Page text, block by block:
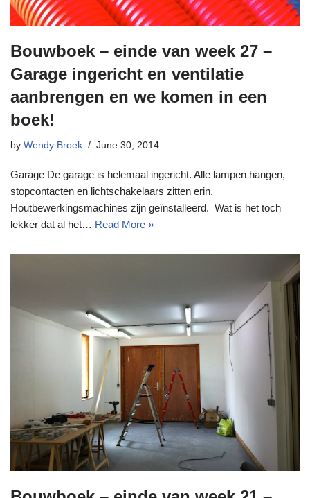
Bouwboek – einde van week 27 –
Garage ingericht en ventilatie
aanbrengen en we komen in een
boek!
by Wendy Broek June 30, 2014
Garage De garage is helemaal ingericht. Alle lampen hangen,
stopcontacten en lichtschakelaars zitten erin.
Houtbewerkingsmachines zijn geïnstalleerd. Wat is het toch
lekker dat al het… Read More »